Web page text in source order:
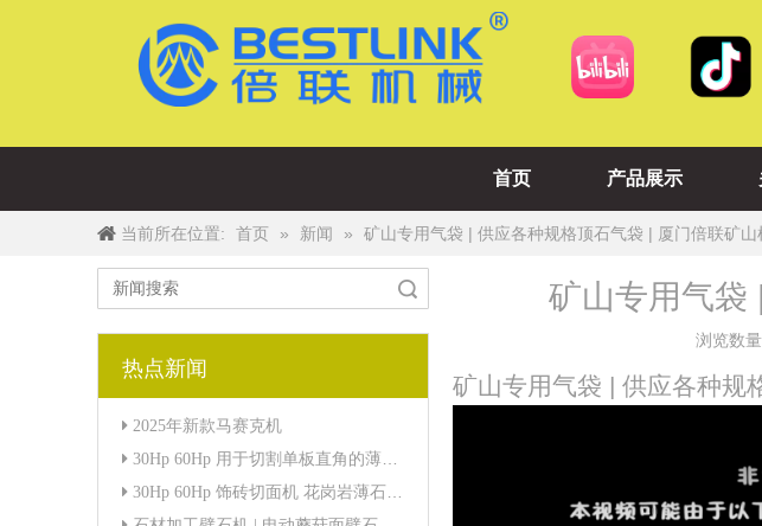
首页 产品展示
当前所在位置: 首页 » 新闻 » 矿山专用气袋 | 供应各种规格顶石气袋 | 厦门倍联矿山
热点新闻
2025年新款马赛克机
30Hp 60Hp 用于切割单板直角的薄石锯
30Hp 60Hp 饰砖切面机 花岗岩薄石单板锯切割机
矿山专用气袋
浏览数量
矿山专用气袋 | 供应各种规